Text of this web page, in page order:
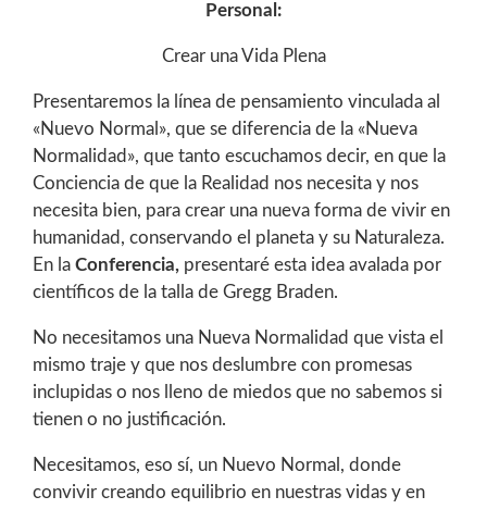
Personal:
Crear una Vida Plena
Presentaremos la línea de pensamiento vinculada al
«Nuevo Normal», que se diferencia de la «Nueva
Normalidad», que tanto escuchamos decir, en que la
Conciencia de que la Realidad nos necesita y nos
necesita bien, para crear una nueva forma de vivir en
humanidad, conservando el planeta y su Naturaleza.
En la Conferencia, presentaré esta idea avalada por
científicos de la talla de Gregg Braden.
No necesitamos una Nueva Normalidad que vista el
mismo traje y que nos deslumbre con promesas
inclupidas o nos lleno de miedos que no sabemos si
tienen o no justificación.
Necesitamos, eso sí, un Nuevo Normal, donde
convivir creando equilibrio en nuestras vidas y en